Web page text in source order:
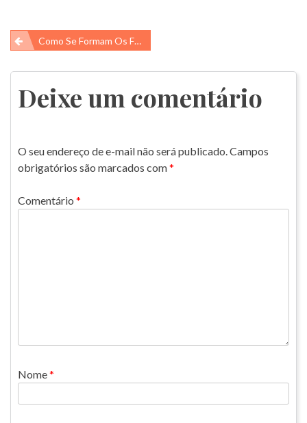
Navegação
de
Post
Como Se Formam Os Furacões?
Deixe um comentário
O seu endereço de e-mail não será publicado.Campos
obrigatórios são marcados com*
Comentário *
Nome*